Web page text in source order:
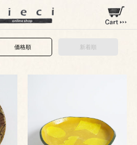
価格順 新着順